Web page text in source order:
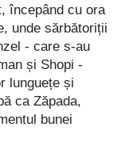
începând cu ora
unde sărbătoriții
- care s-au
și Shopi -
lunguețe și
ca Zăpada,
bunei